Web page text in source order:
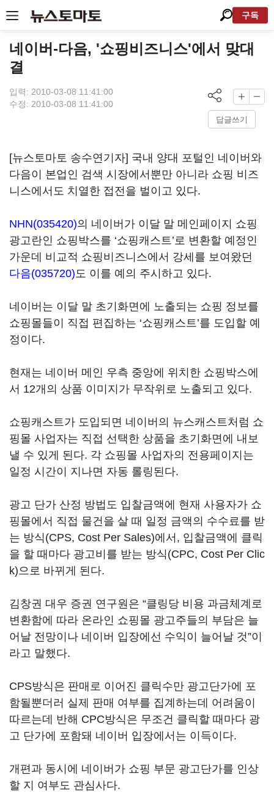
구독
네이버-다음, '쇼핑비즈니스'에서 맞대
결
입력: 2010-03-08 11:41:00
수정: 2010-03-08 11:41:00
답글쓰기
[뉴스토마토 송수연기자] 국내 양대 포털인 네이버와
다음이 본업인 검색 시장에서뿐만 아니라 쇼핑 비즈
니스에서도 치열한 접전을 벌이고 있다.
NHN(035420)의 네이버가 이달 말 메인페이지 쇼핑
광고란인 쇼핑박스를 ‘쇼핑캐스트’로 변환할 예정인
가운데 비교적 쇼핑비즈니스에서 강세를 보여왔던
다음(035720)도 이를 예의 주시하고 있다.
네이버는 이달 말 초기화면에 노출되는 쇼핑 정보를
쇼핑몰들이 직접 편집하는 ‘쇼핑캐스트’를 도입할 예
정이다.
현재는 네이버 메인 우측 중앙에 위치한 쇼핑박스에
서 12개의 상품 이미지가 무작위로 노출되고 있다.
쇼핑캐스트가 도입되면 네이버의 뉴스캐스트처럼 쇼
핑몰 사업자는 직접 선택한 상품을 초기화면에 내보
낼 수 있게 된다. 각 쇼핑몰 사업자의 전용페이지는
일정 시간이 지나면 자동 롤링된다.
광고 단가 산정 방법도 입찰금액에 현재 사용자가 쇼
핑몰에서 직접 물건을 살 때 일정 금액의 수수료를 받
는 방식(CPS, Cost Per Sales)에서, 입찰금액에 클릭
을 할 때마다 광고비를 받는 방식(CPC, Cost Per Clic
k)으로 바뀌게 된다.
김창권 대우 증권 연구원은 “클링당 비용 과금체계로
변환함에 따라 온라인 쇼핑몰 광고주들의 부담은 늘
어날 전망이나 네이버 입장에선 수익이 늘어날 것”이
라고 말했다.
CPS방식은 판매로 이어진 클릭수만 광고단가에 포
함될뿐더러 실제 판매 여부를 집계하는데 어려움이
따르는데 반해 CPC방식은 무조건 클릭할 때마다 광
고 단가에 포함돼 네이버 입장에서는 이득이다.
개편과 동시에 네이버가 쇼핑 부문 광고단가를 인상
할 지 여부도 관심사다.